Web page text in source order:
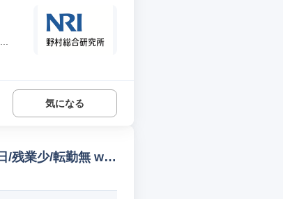
気になる
/残業少/転勤無 we